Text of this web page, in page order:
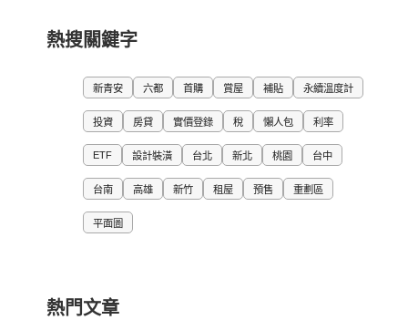
熱搜關鍵字
新青安 六都 首購 賞屋 補貼 永續溫度計
投資 房貸 實價登錄 稅 懶人包 利率
ETF 設計裝潢 台北 新北 桃園 台中
台南 高雄 新竹 租屋 預售 重劃區
平面圖
熱門文章